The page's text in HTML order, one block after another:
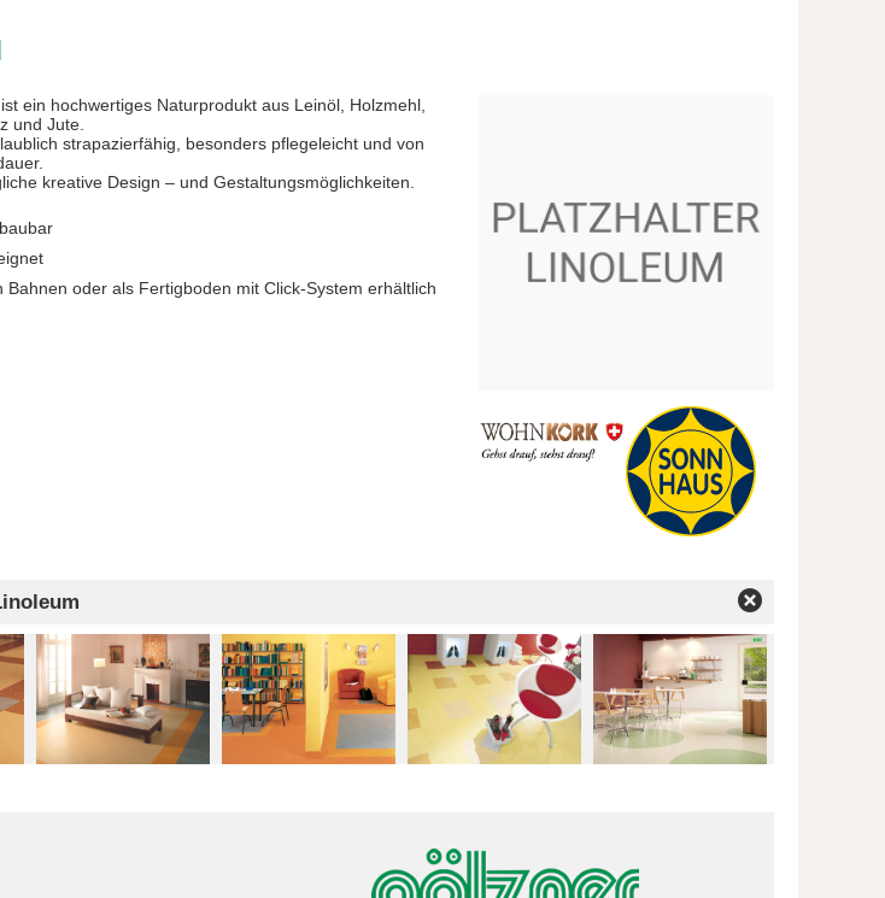
ein hochwertiges Naturprodukt aus Leinöl, Holzmehl,
und Jute.
strapazierfähig, besonders pflegeleicht und von
kreative Design – und Gestaltungsmöglichkeiten.
Bahnen oder als Fertigboden mit Click-System erhältlich